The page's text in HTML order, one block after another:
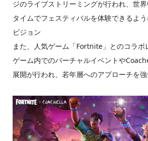
ジのライブストリーミングが行われ、世
タイムでフェスティバルを体験できるよ
ビジョン
また、人気ゲーム「Fortnite」とのコラボ
ゲーム内でのバーチャルイベントや
展開が行われ、若年層へのアプローチを強